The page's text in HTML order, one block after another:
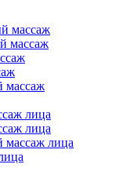
массаж
массаж
массаж
лица
лица
лица